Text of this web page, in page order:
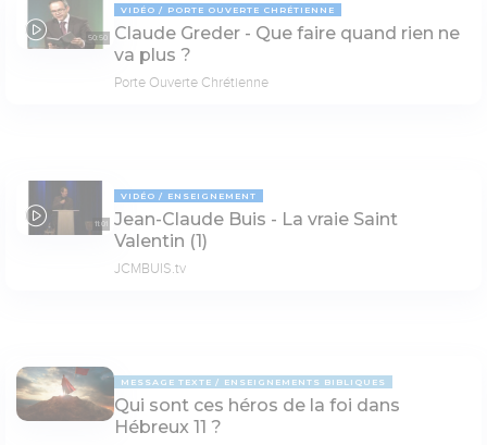
50:50
VIDÉO PORTE OUVERTE CHRÉTIENNE
Claude Greder - Que faire quand rien ne
va plus ?
Porte Ouverte Chrétienne
11:01
VIDÉO ENSEIGNEMENT
Jean-Claude Buis - La vraie Saint
Valentin (1)
JCMBUIS.tv
MESSAGE TEXTE ENSEIGNEMENTS BIBLIQUES
Qui sont ces héros de la foi dans
Hébreux 11 ?